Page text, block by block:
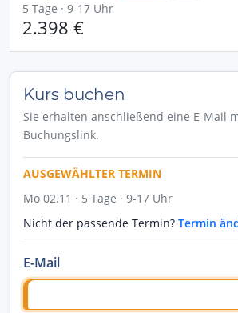
5 Tage · 9-17 Uhr
2.398 €
Kurs buchen
Sie erhalten anschließend eine E-Mail
Buchungslink.
AUSGEWÄHLTER TERMIN
Mo 02.11 · 5 Tage · 9-17 Uhr
Nicht der passende Termin? Termin
E-Mail